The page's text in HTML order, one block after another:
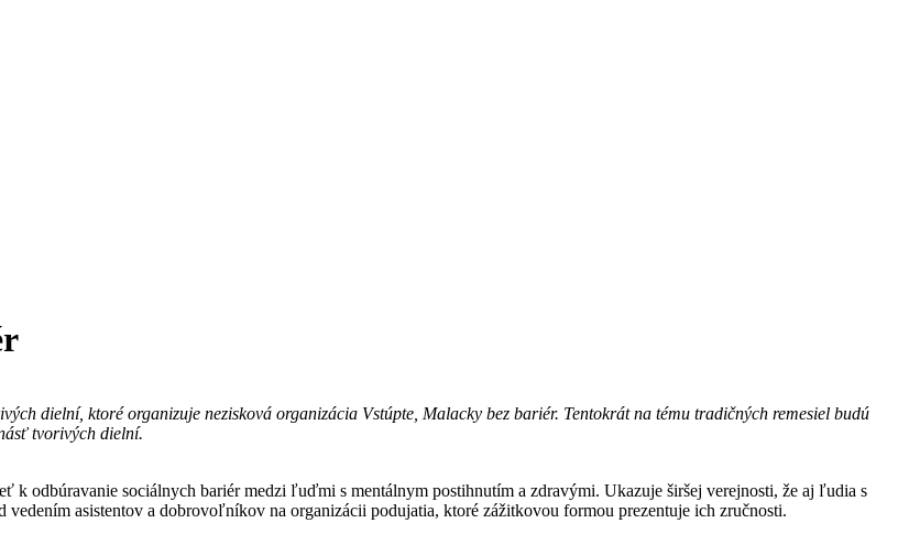
dielní, ktoré organizuje nezisková organizácia Vstúpte, Malacky bez bariér. Tentokrát na tému tradičných remesiel budú
tvorivých dielní.
k odbúravanie sociálnych bariér medzi ľuďmi s mentálnym postihnutím a zdravými. Ukazuje širšej verejnosti, že aj ľudia s
asistentov a dobrovoľníkov na organizácii podujatia, ktoré zážitkovou formou prezentuje ich zručnosti.